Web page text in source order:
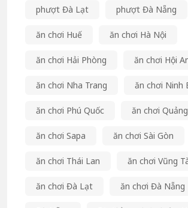
phượt Đà Lạt phượt Đà Nẵng
ăn chơi Huế ăn chơi Hà Nội
ăn chơi Hải Phòng ăn chơi Hội
ăn chơi Nha Trang ăn chơi Ninh
ăn chơi Phú Quốc ăn chơi
ăn chơi Sapa ăn chơi Sài Gòn
ăn chơi Thái Lan ăn chơi Vũng
ăn chơi Đà Lạt ăn chơi Đà Nẵng